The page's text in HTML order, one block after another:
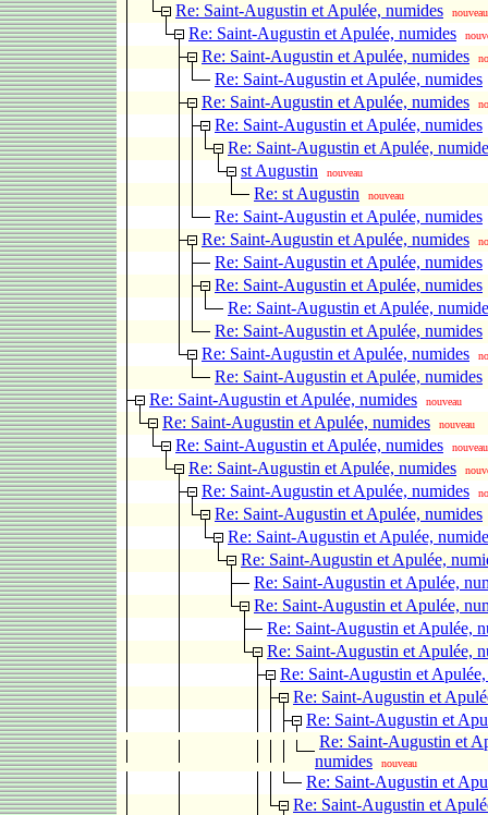
Re: Saint-Augustin et Apulée, numides nouveau
Re: Saint-Augustin et Apulée, numides
Re: Saint-Augustin et Apulée, numides
Re: Saint-Augustin et Apulée, numides
Re: Saint-Augustin et Apulée, numides
Re: Saint-Augustin et Apulée, numides
Re: Saint-Augustin et Apulée,
st Augustin
nouveau
Re: st Augustin nouveau
Re: Saint-Augustin et Apulée, numides
Re: Saint-Augustin et Apulée, numides
Re: Saint-Augustin et Apulée, numides
Re: Saint-Augustin et Apulée, numides
Re: Saint-Augustin et Apulée,
Re: Saint-Augustin et Apulée, numides
Re: Saint-Augustin et Apulée, numides
Re: Saint-Augustin et Apulée, numides
Re: Saint-Augustin et Apulée, numides
nouveau
Re: Saint-Augustin et Apulée, numides nouveau
Re: Saint-Augustin et Apulée, numides nouveau
Re: Saint-Augustin et Apulée, numides
Re: Saint-Augustin et Apulée, numides
Re: Saint-Augustin et Apulée, numides
Re: Saint-Augustin et Apulée,
Re: Saint-Augustin et Apulée,
Re: Saint-Augustin et Apulée,
Re: Saint-Augustin et Apulée,
Re: Saint-Augustin et Apulée,
Re: Saint-Augustin et Apulée,
Re: Saint-Augustin et
Re: Saint-Augustin et
Re: Saint-Augustin et
Re: Saint-Augustin et
numides
nouveau
Re: Saint-Augustin et
Re: Saint-Augustin et